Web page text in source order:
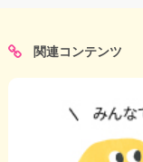
関連コンテンツ